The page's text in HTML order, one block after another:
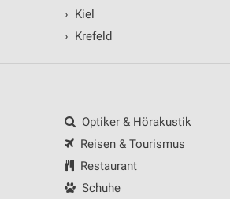
› Kiel
› Krefeld
Optiker & Hörakustik
Reisen & Tourismus
Restaurant
Schuhe